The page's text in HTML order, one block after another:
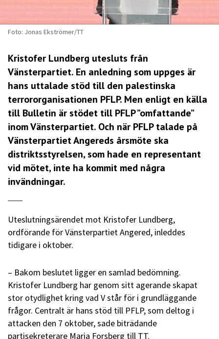
Foto: Jonas Ekströmer/TT
Kristofer Lundberg utesluts från
Vänsterpartiet. En anledning som uppges är
hans uttalade stöd till den palestinska
terrororganisationen PFLP. Men enligt en källa
till Bulletin är stödet till PFLP ”omfattande”
inom Vänsterpartiet. Och när PFLP talade på
Vänsterpartiet Angereds årsmöte ska
distriktsstyrelsen, som hade en representant
vid mötet, inte ha kommit med några
invändningar.
Uteslutningsärendet mot Kristofer Lundberg,
ordförande för Vänsterpartiet Angered, inleddes
tidigare i oktober.
– Bakom beslutet ligger en samlad bedömning.
Kristofer Lundberg har genom sitt agerande skapat
stor otydlighet kring vad V står för i grundläggande
frågor. Centralt är hans stöd till PFLP, som deltog i
attacken den 7 oktober, sade biträdande
partisekreterare Maria Forsberg till TT.